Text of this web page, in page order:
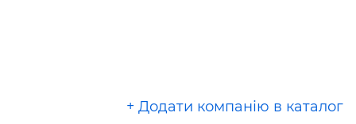
+ Додати компанію в каталог